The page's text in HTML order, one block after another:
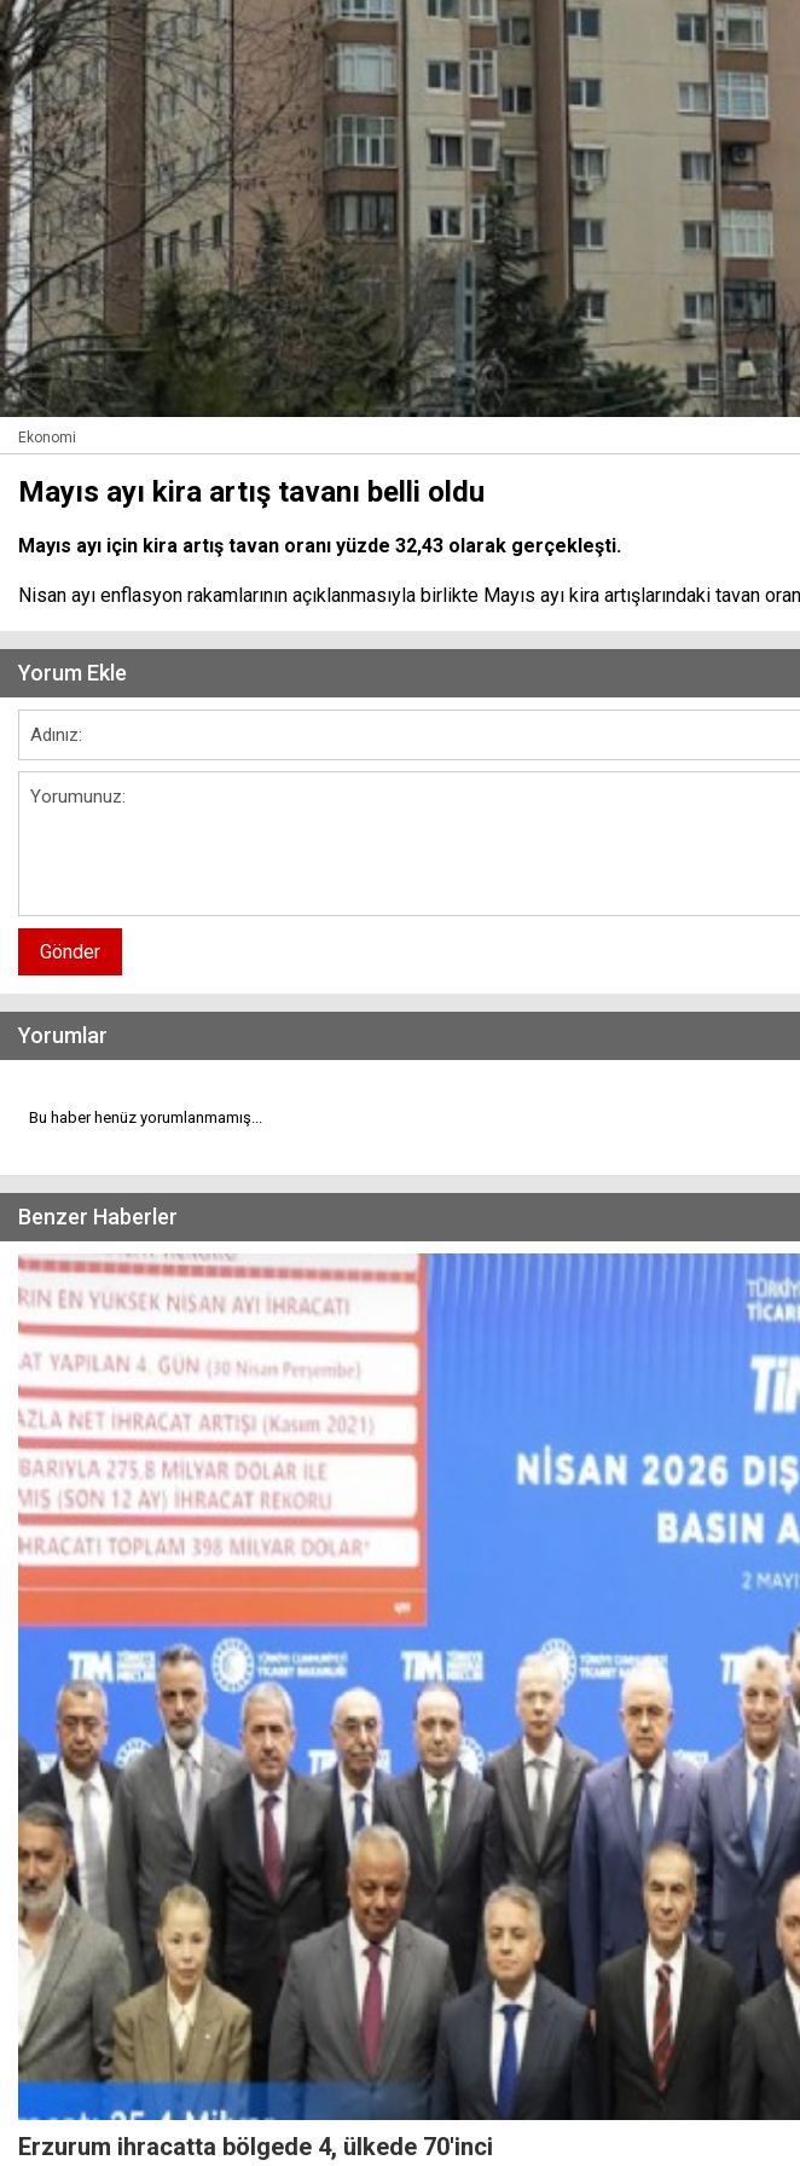
Ekonomi
Mayıs ayı kira artış tavanı belli oldu
Mayıs ayı için kira artış tavan oranı yüzde 32,43 olarak gerçekleşti.
Nisan ayı enflasyon rakamlarının açıklanmasıyla birlikte Mayıs ayı kira artışlarındaki tavan
Yorum Ekle
Gönder
Yorumlar
Bu haber henüz yorumlanmamış...
Benzer Haberler
Erzurum ihracatta bölgede 4, ülkede 70'inci